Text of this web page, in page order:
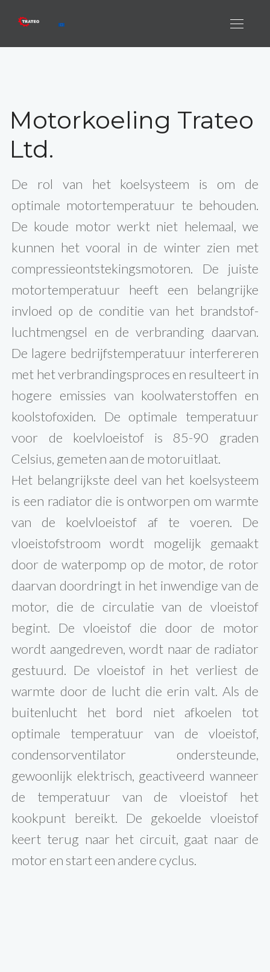
Motorkoeling Trateo
Ltd.
De rol van het koelsysteem is om de
optimale motortemperatuur te behouden.
De koude motor werkt niet helemaal, we
kunnen het vooral in de winter zien met
compressieontstekingsmotoren. De juiste
motortemperatuur heeft een belangrijke
invloed op de conditie van het brandstof-
luchtmengsel en de verbranding daarvan.
De lagere bedrijfstemperatuur interfereren
met het verbrandingsproces en resulteert in
hogere emissies van koolwaterstoffen en
koolstofoxiden. De optimale temperatuur
voor de koelvloeistof is 85-90 graden
Celsius, gemeten aan de motoruitlaat.
Het belangrijkste deel van het koelsysteem
is een radiator die is ontworpen om warmte
van de koelvloeistof af te voeren. De
vloeistofstroom wordt mogelijk gemaakt
door de waterpomp op de motor, de rotor
daarvan doordringt in het inwendige van de
motor, die de circulatie van de vloeistof
begint. De vloeistof die door de motor
wordt aangedreven, wordt naar de radiator
gestuurd. De vloeistof in het verliest de
warmte door de lucht die erin valt. Als de
buitenlucht het bord niet afkoelen tot
optimale temperatuur van de vloeistof,
condensorventilator ondersteunde,
gewoonlijk elektrisch, geactiveerd wanneer
de temperatuur van de vloeistof het
kookpunt bereikt. De gekoelde vloeistof
keert terug naar het circuit, gaat naar de
motor en start een andere cyclus.